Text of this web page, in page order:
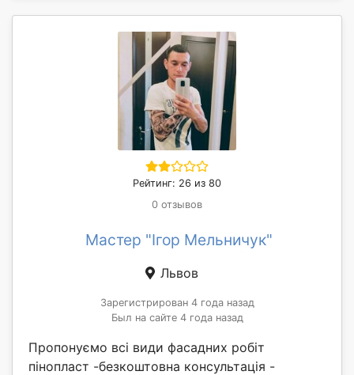
Рейтинг: 26 из 80
0 отзывов
Мастер "Ігор Мельничук"
Львов
Зарегистрирован 4 года назад
Был на сайте 4 года назад
Пропонуємо всі види фасадних робіт
пінопласт -безкоштовна консультація -